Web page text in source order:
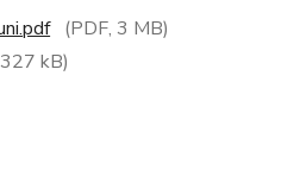
(PDF, 3 MB)
kB)